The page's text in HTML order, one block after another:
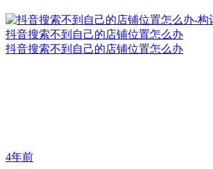
抖音搜索不到自己的店铺位置怎么办
抖音搜索不到自己的店铺位置怎么办
4年前